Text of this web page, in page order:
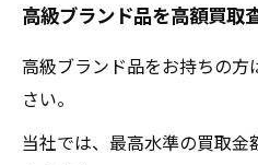
高級ブランド品を高額買取
高級ブランド品をお持ちの
さい。
当社では、最高水準の買取